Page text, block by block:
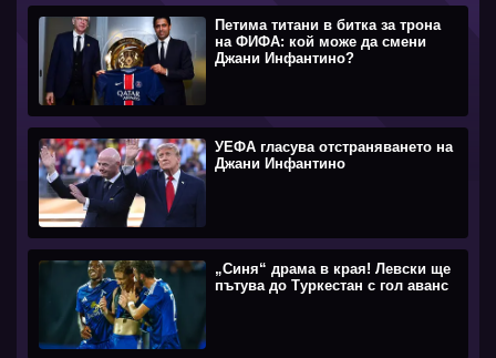
Петима титани в битка за трона
на ФИФА: кой може да смени
Джани Инфантино?
УЕФА гласува отстраняването на
Джани Инфантино
„Синя“ драма в края! Левски ще
пътува до Туркестан с гол аванс